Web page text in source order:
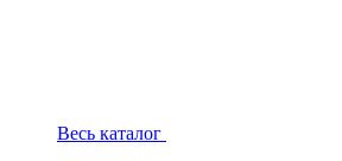
Весь каталог